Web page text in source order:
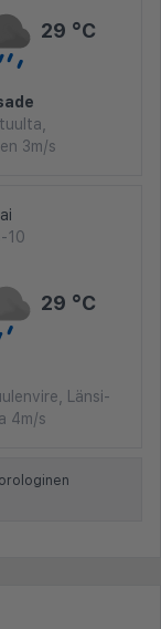
29 °C
3m/s
10
29 °C
Länsi-
4m/s